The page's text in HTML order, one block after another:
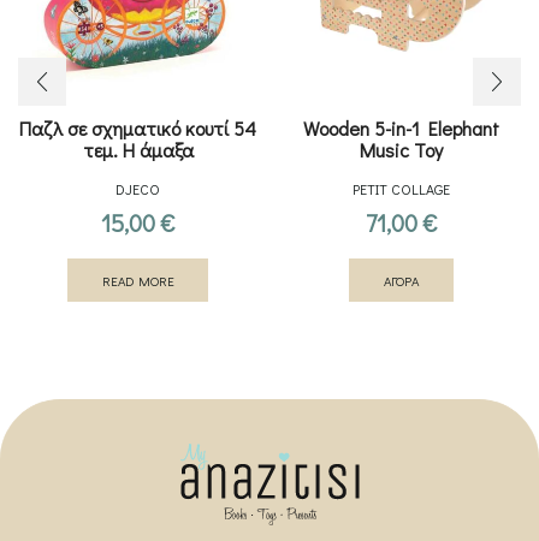
Παζλ σε σχηματικό κουτί 54
τεμ. Η άμαξα
DJECO
15,00€
READ MORE
Wooden 5-in-1 Elephant
Music Toy
PETIT COLLAGE
71,00€
ΑΓΟΡΑ